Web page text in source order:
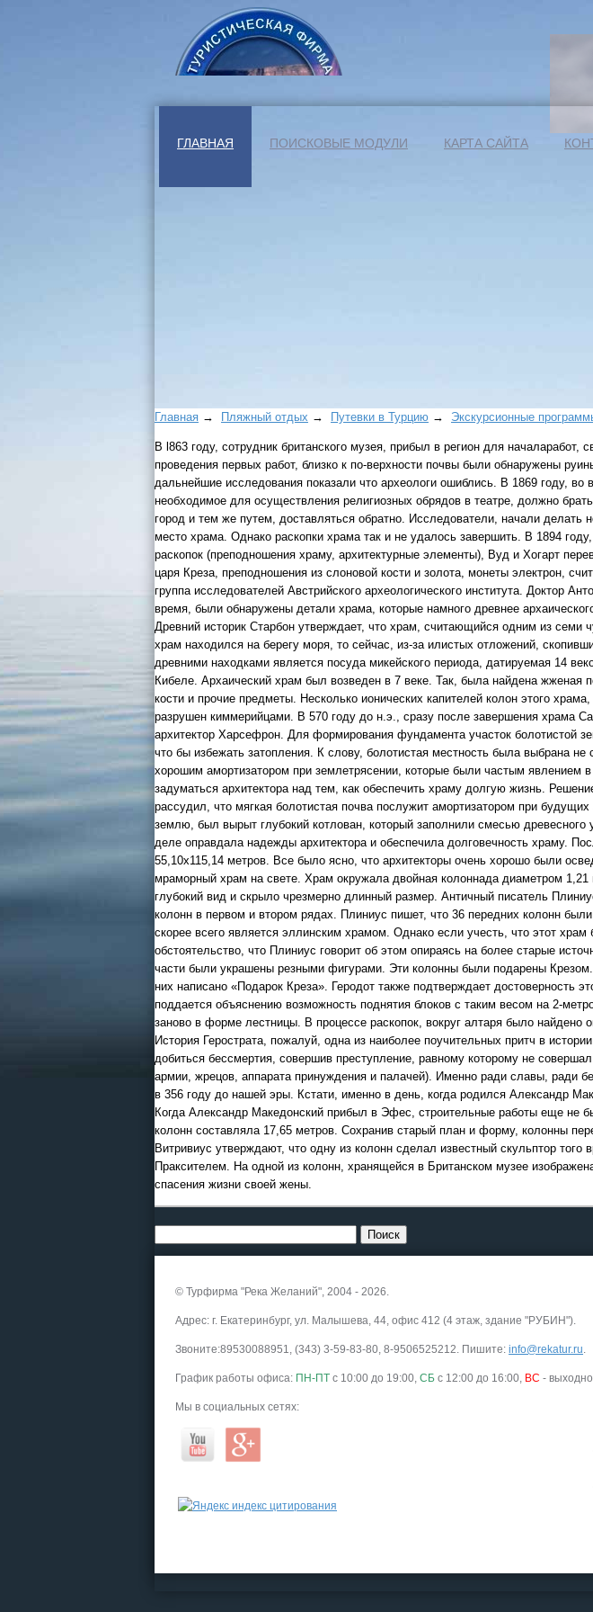
ГЛАВНАЯ ПОИСКОВЫЕ МОДУЛИ КАРТА САЙТА
Главная → Пляжный отдых → Путевки в Турцию → Экскурсионные
B l863 году, сотрудник британского музея, прибыл в регион для
проведения первых работ, близко к по-верхности почвы были обнаружены
дальнейшие исследования показали что археологи ошиблись. В 1869 году,
необходимое для осуществления религиозных обрядов в театре, должно
город и тем же путем, доставляться обратно. Исследователи, начали делать
место храма. Однако раскопки храма так и не удалось завершить. В 1894
раскопок (преподношения храму, архитектурные элементы), Вуд и Хогарт
царя Креза, преподношения из слоновой кости и золота, монеты электрон,
группа исследователей Австрийского археологического института. Доктор
время, были обнаружены детали храма, которые намного древнее
Древний историк Старбон утверждает, что храм, считающийся одним из
храм находился на берегу моря, то сейчас, из-за илистых отложений,
древними находками является посуда микейского периода, датируемая 14
Кибеле. Архаический храм был возведен в 7 веке. Так, была найдена жженая
кости и прочие предметы. Несколько ионических капителей колон этого
разрушен киммерийцами. В 570 году до н.э., сразу после завершения храма
архитектор Харсефрон. Для формирования фундамента участок болотистой
что бы избежать затопления. К слову, болотистая местность была выбрана
хорошим амортизатором при землетрясении, которые были частым явлением
задуматься архитектора над тем, как обеспечить храму долгую жизнь.
рассудил, что мягкая болотистая почва послужит амортизатором при
землю, был вырыт глубокий котлован, который заполнили смесью
деле оправдала надежды архитектора и обеспечила долговечность храму.
55,10x115,14 метров. Все было ясно, что архитекторы очень хорошо были
мраморный храм на свете. Храм окружала двойная колоннада диаметром
глубокий вид и скрыло чрезмерно длинный размер. Античный писатель
колонн в первом и втором рядах. Плиниус пишет, что 36 передних колонн
скорее всего является эллинским храмом. Однако если учесть, что этот
обстоятельство, что Плиниус говорит об этом опираясь на более старые
части были украшены резными фигурами. Эти колонны были подарены
них написано «Подарок Креза». Геродот также подтверждает достоверность
поддается объяснению возможность поднятия блоков с таким весом на 2-
заново в форме лестницы. В процессе раскопок, вокруг алтаря было найдено
История Герострата, пожалуй, одна из наиболее поучительных притч в
добиться бессмертия, совершив преступление, равному которому не
армии, жрецов, аппарата принуждения и палачей). Именно ради славы, ради
в 356 году до нашей эры. Кстати, именно в день, когда родился Александр
Когда Александр Македонский прибыл в Эфес, строительные работы еще
колонн составляла 17,65 метров. Сохранив старый план и форму, колонны
Витривиус утверждают, что одну из колонн сделал известный скульптор
Праксителем. На одной из колонн, хранящейся в Британском музее
спасения жизни своей жены.
© Турфирма "Река Желаний", 2004 - 2026.
Адрес: г. Екатеринбург, ул. Малышева, 44, офис 412 (4 этаж, здание "РУБИН").
Звоните:89530088951, (343) 3-59-83-80, 8-9506525212. Пишите: info@rekatur.ru.
График работы офиса: ПН-ПТ с 10:00 до 19:00, СБ с 12:00 до 16:00, ВС -
Мы в социальных сетях: